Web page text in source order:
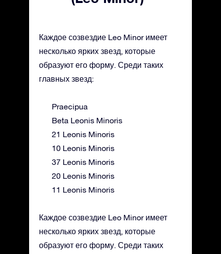
Каждое созвездие Leo Minor имеет
несколько ярких звезд, которые
образуют его форму. Среди таких
главных звезд:
Praecipua
Beta Leonis Minoris
21 Leonis Minoris
10 Leonis Minoris
37 Leonis Minoris
20 Leonis Minoris
11 Leonis Minoris
Каждое созвездие Leo Minor имеет
несколько ярких звезд, которые
образуют его форму. Среди таких